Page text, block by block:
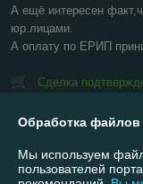
А ещё интересен
юр.лицами.
А оплату по ЕРИП
Сделка
Обработка
Мы используем
пользователей